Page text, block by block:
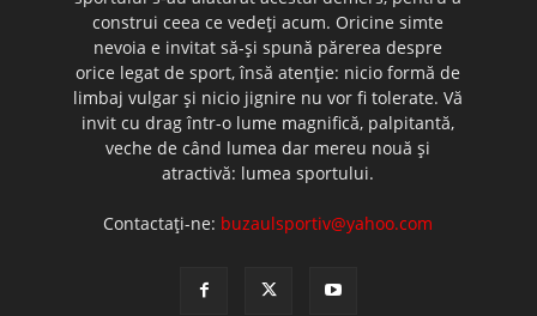
construi ceea ce vedeţi acum. Oricine simte
nevoia e invitat să-şi spună părerea despre
orice legat de sport, însă atenţie: nicio formă de
limbaj vulgar şi nicio jignire nu vor fi tolerate. Vă
invit cu drag într-o lume magnifică, palpitantă,
veche de când lumea dar mereu nouă şi
atractivă: lumea sportului.
Contactați-ne: buzaulsportiv@yahoo.com